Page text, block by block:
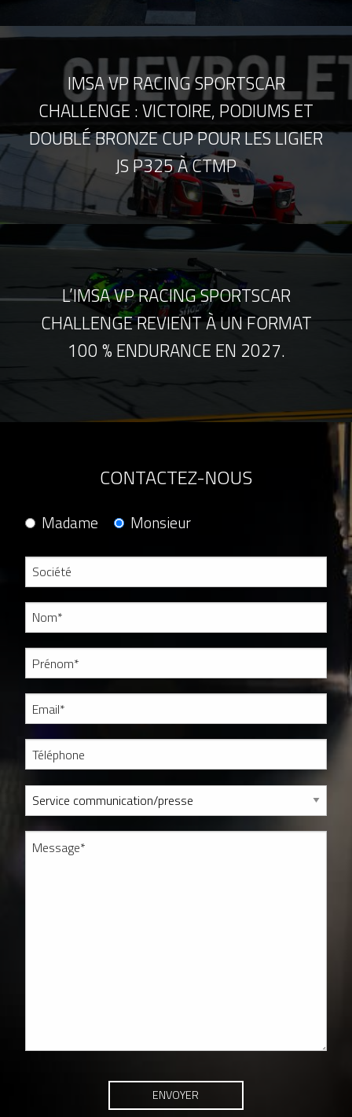
IMSA VP RACING SPORTSCAR
CHALLENGE : VICTOIRE, PODIUMS ET
DOUBLÉ BRONZE CUP POUR LES LIGIER
JS P325 À CTMP
L’IMSA VP RACING SPORTSCAR
CHALLENGE REVIENT À UN FORMAT
100 % ENDURANCE EN 2027.
CONTACTEZ-NOUS
Madame Monsieur